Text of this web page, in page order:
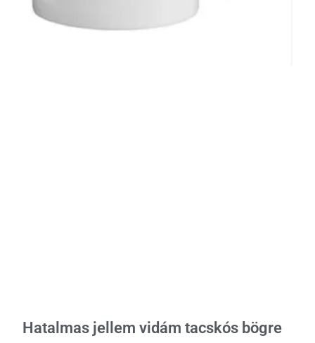
Hatalmas jellem vidám tacskós bögre